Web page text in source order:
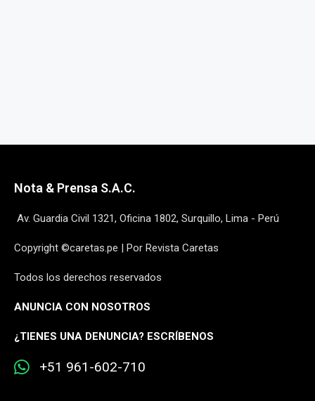
Nota & Prensa S.A.C.
Av. Guardia Civil 1321, Oficina 1802, Surquillo, Lima - Perú
Copyright ©caretas.pe | Por Revista Caretas
Todos los derechos reservados
ANUNCIA CON NOSOTROS
¿TIENES UNA DENUNCIA? ESCRÍBENOS
+51 961-602-710